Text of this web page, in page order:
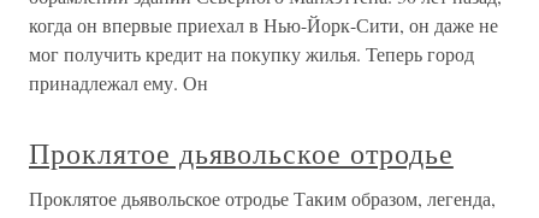
когда он впервые приехал в Нью-Йорк-Сити, он даже не
мог получить кредит на покупку жилья. Теперь город
принадлежал ему. Он
Проклятое дьявольское отродье
Проклятое дьявольское отродье Таким образом, легенда,